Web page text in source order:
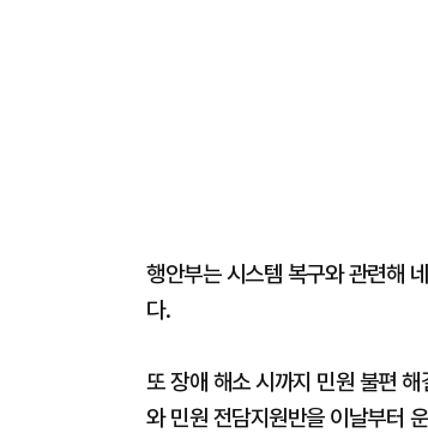
행안부는 시스템 복구와 관련해
다.
또 장애 해소 시까지 민원 불편
와 민원 전담지원반을 이날부터